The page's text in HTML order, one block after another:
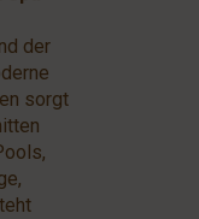
der
sorgt